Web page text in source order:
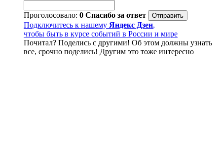
Проголосовало: 0 Спасибо за ответ
Подключитесь к нашему Яндекс Дзен,
чтобы быть в курсе событий в России и мире
Почитал? Поделись с другими! Об этом должны узнать
все, срочно поделись! Другим это тоже интересно